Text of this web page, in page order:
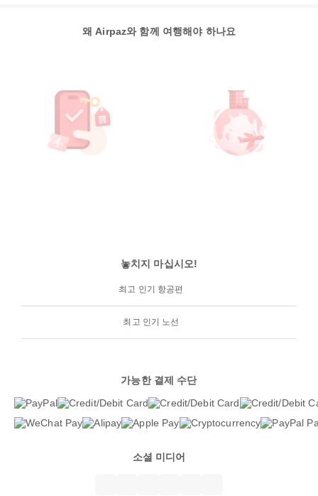
왜 Airpaz와 함께 여행해야 하나요
놓치지 마십시오!
최고 인기 항공편
최고 인기 노선
가능한 결제 수단
소셜 미디어